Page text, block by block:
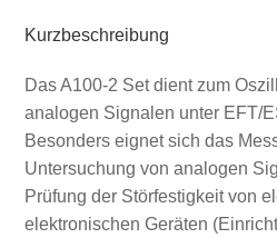
Kurzbeschreibung
Das A100-2 Set dient zum
analogen Signalen unter EFT/
Besonders eignet sich das
Untersuchung von analogen
Prüfung der Störfestigkeit von
elektronischen Geräten